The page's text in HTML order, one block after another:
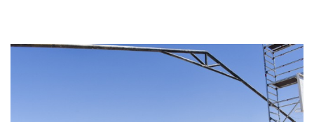
Proveedores